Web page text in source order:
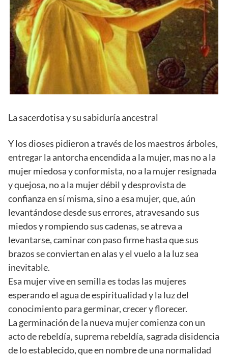
La sacerdotisa y su sabiduría ancestral
Y los dioses pidieron a través de los maestros árboles,
entregar la antorcha encendida a la mujer, mas no a la
mujer miedosa y conformista, no a la mujer resignada
y quejosa, no a la mujer débil y desprovista de
confianza en sí misma, sino a esa mujer, que, aún
levantándose desde sus errores, atravesando sus
miedos y rompiendo sus cadenas, se atreva a
levantarse, caminar con paso firme hasta que sus
brazos se conviertan en alas y el vuelo a la luz sea
inevitable.
Esa mujer vive en semilla es todas las mujeres
esperando el agua de espiritualidad y la luz del
conocimiento para germinar, crecer y florecer.
La germinación de la nueva mujer comienza con un
acto de rebeldía, suprema rebeldía, sagrada disidencia
de lo establecido, que en nombre de una normalidad